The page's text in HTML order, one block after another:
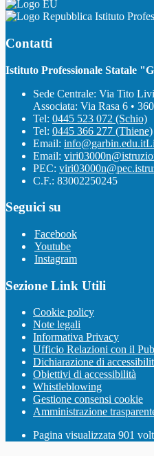
Istituto
Contatti
Istituto Professionale Statale
Sede Centrale: Via Tito
Associata: Via Rasa 6 •
Tel: 0445 523 072 (Schio)
Tel: 0445 366 277 (Thiene)
Email: info@garbin.edu.it
Email:
PEC:
C.F.: 83002250245
Seguici su
Facebook
Youtube
Instagram
Sezione Link Utili
Cookie policy
Note legali
Informativa Privacy
Ufficio Relazioni con il
Dichiarazione di
Obiettivi di accessibilità
Whistleblowing
Gestione consensi cookie
Amministrazione
Pagina visualizzata 901